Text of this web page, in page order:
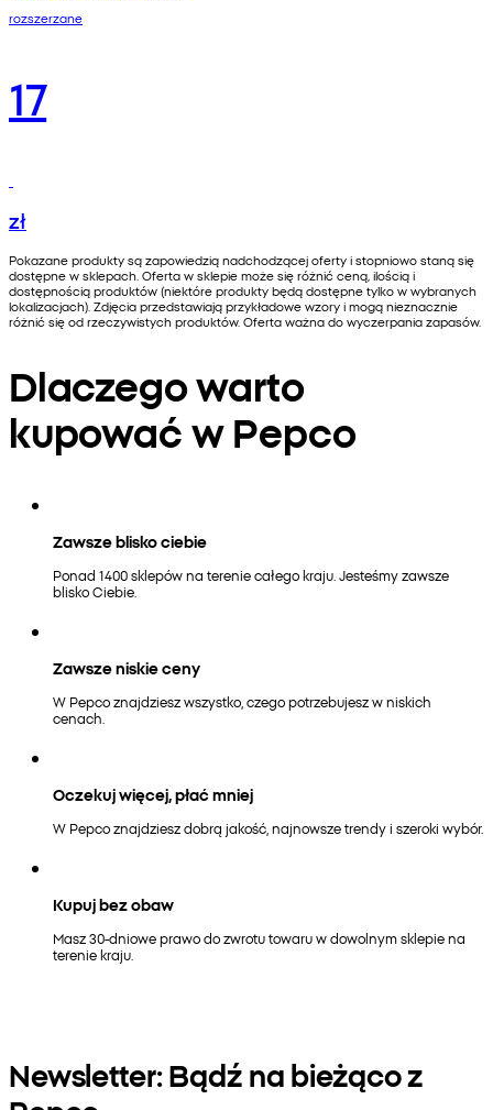
rozszerzane
17
zł
Pokazane produkty są zapowiedzią nadchodzącej oferty i stopniowo staną się
dostępne w sklepach. Oferta w sklepie może się różnić ceną, ilością i
dostępnością produktów (niektóre produkty będą dostępne tylko w wybranych
lokalizacjach). Zdjęcia przedstawiają przykładowe wzory i mogą nieznacznie
różnić się od rzeczywistych produktów. Oferta ważna do wyczerpania zapasów.
Dlaczego warto
kupować w Pepco
Zawsze blisko ciebie
Ponad 1400 sklepów na terenie całego kraju. Jesteśmy zawsze
blisko Ciebie.
Zawsze niskie ceny
W Pepco znajdziesz wszystko, czego potrzebujesz w niskich
cenach.
Oczekuj więcej, płać mniej
W Pepco znajdziesz dobrą jakość, najnowsze trendy i szeroki wybór.
Kupuj bez obaw
Masz 30-dniowe prawo do zwrotu towaru w dowolnym sklepie na
terenie kraju.
Newsletter: Bądź na bieżąco z